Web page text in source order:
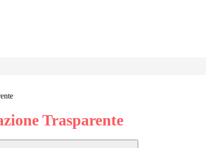
Trasparente